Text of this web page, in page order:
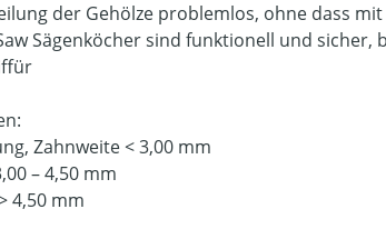
der Gehölze problemlos, ohne dass
Sägenköcher sind funktionell und sicher,
Zahnweite < 3,00 mm
– 4,50 mm
4,50 mm